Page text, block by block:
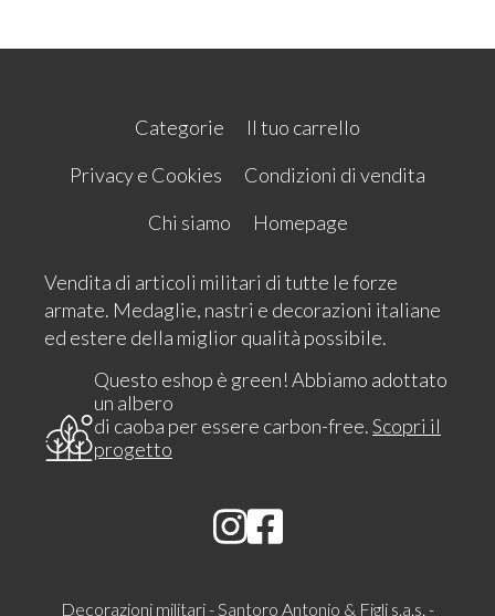
Categorie
Il tuo carrello
Privacy e Cookies
Condizioni di vendita
Chi siamo
Homepage
Vendita di articoli militari di tutte le forze
armate. Medaglie, nastri e decorazioni italiane
ed estere della miglior qualità possibile.
Questo eshop è green! Abbiamo adottato
un albero
di caoba per essere carbon-free.Scopri il
progetto
Decorazioni militari - Santoro Antonio & Figli s.a.s. -